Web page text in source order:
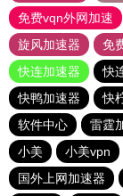
免费vqn外网加速
旋风加速器
免
快连加速器
快
快鸭加速器
快
软件中心
雷霆
小美
小美vpn
国外上网加速器